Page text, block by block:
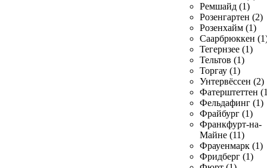
Ремшайд (1)
Розенгартен (2)
Розенхайм (1)
Саарбрюккен
Тегернзее (1)
Тельтов (1)
Торгау (1)
Унтервёссен (2)
Фатерштеттен
Фельдафинг (1)
Фрайбург (1)
Франкфурт-на-
Майне (11)
Фрауенмарк (1)
Фридберг (1)